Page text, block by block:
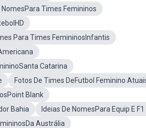
NomesPara Times Femininos
Para Times FemininosInfantis
Catarina
Fotos De Times DeFutbol Feminino
Blank
Bahia
Ideias De NomesPara Equip E
Austrália